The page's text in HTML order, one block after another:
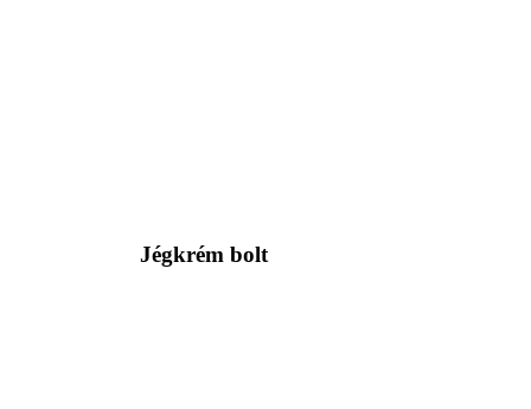
Jégkrém bolt